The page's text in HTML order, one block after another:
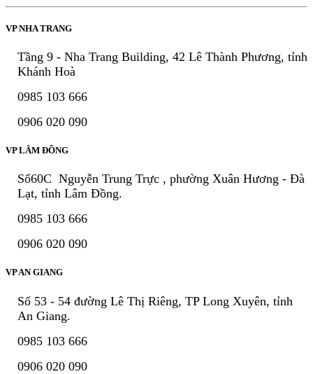
VP NHA TRANG
Tầng 9 - Nha Trang Building, 42 Lê Thành Phương, tỉnh
Khánh Hoà
0985 103 666
0906 020 090
VP LÂM ĐỒNG
Số60C Nguyễn Trung Trực , phường Xuân Hương - Đà
Lạt, tỉnh Lâm Đồng.
0985 103 666
0906 020 090
VP AN GIANG
Số 53 - 54 đường Lê Thị Riêng, TP Long Xuyên, tỉnh
An Giang.
0985 103 666
0906 020 090